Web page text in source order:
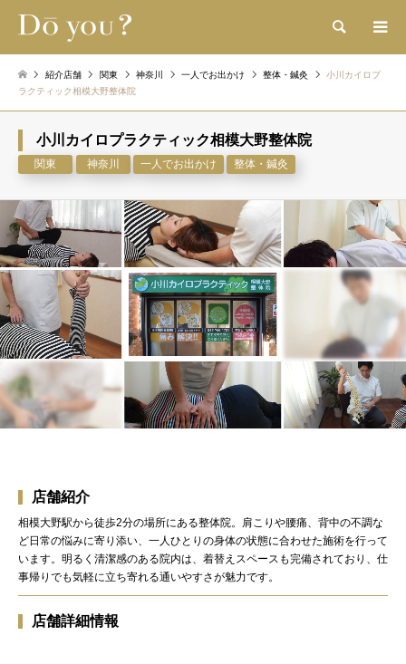
検索
紹介店舗 関東 神奈川 一人でお出かけ 整体・鍼灸
小川カイロプ
ラクティック相模大野整体院
小川カイロプラクティック相模大野整体院
関東 神奈川 一人でお出かけ 整体・鍼灸
店舗紹介
相模大野駅から徒歩2分の場所にある整体院。肩こりや腰痛、背中の不調な
ど日常の悩みに寄り添い、一人ひとりの身体の状態に合わせた施術を行って
います。明るく清潔感のある院内は、着替えスペースも完備されており、仕
事帰りでも気軽に立ち寄れる通いやすさが魅力です。
店舗詳細情報